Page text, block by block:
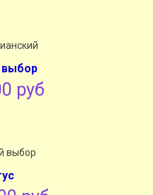
выбор
руб